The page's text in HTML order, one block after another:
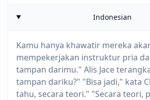
Indonesian
Kamu hanya khawatir mereka
mempekerjakan instruktur pria
tampan darimu." Alis Jace
tampan dariku?" "Bisa jadi," kata
tahu, secara teori." "Secara teori,